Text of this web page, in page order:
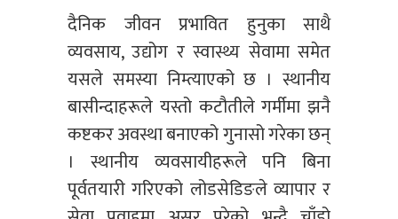
दैनिक जीवन प्रभावित हुनुका साथै
व्यवसाय, उद्योग र स्वास्थ्य सेवामा समेत
यसले समस्या निम्त्याएको छ । स्थानीय
बासीन्दाहरूले यस्तो कटौतीले गर्मीमा झनै
कष्टकर अवस्था बनाएको गुनासो गरेका छन्
। स्थानीय व्यवसायीहरूले पनि बिना
पूर्वतयारी गरिएको लोडसेडिङले व्यापार र